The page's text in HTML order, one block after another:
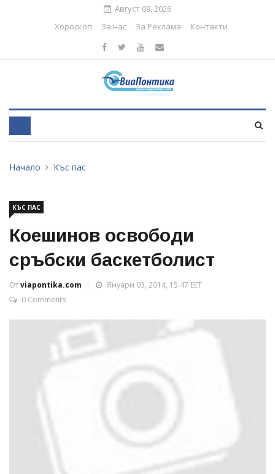
Август 09, 2026
Хороскоп
За нас За Реклама Контакти
Начало Къс пас
КЪС ПАС
Коешинов освободи
сръбски баскетболист
Отviapontika.com
Януари 03, 2014, 15:47 EET
0 Comments